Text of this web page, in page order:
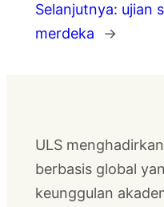
Selanjutnya: ujian
merdeka
→
ULS
berbasis global
keunggulan